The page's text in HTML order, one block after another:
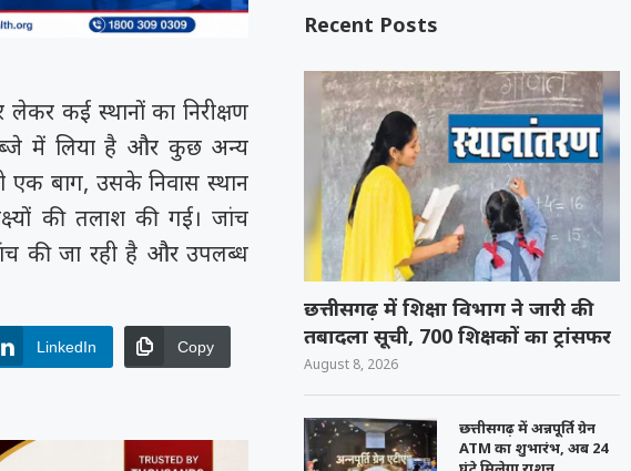
कई स्थानों का निरीक्षण
में लिया है और कुछ अन्य
एक बाग, उसके निवास स्थान
की तलाश की गई। जांच
की जा रही है और उपलब्ध
LinkedIn Copy
Recent Posts
छत्तीसगढ़ में शिक्षा विभाग ने जारी की
तबादला सूची, 700 शिक्षकों का ट्रांसफर
August 8, 2026
छत्तीसगढ़ में अन्नपूर्ति ग्रेन
ATM का शुभारंभ, अब 24